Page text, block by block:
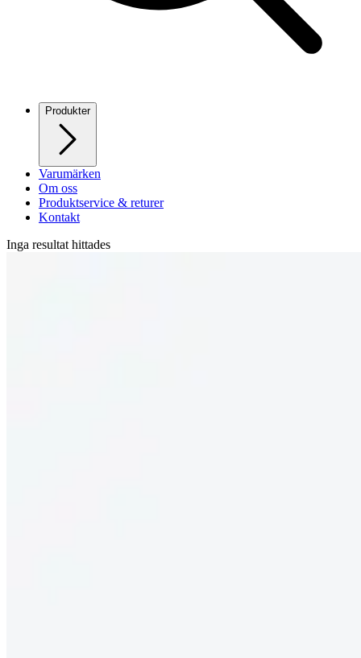
Produkter
Varumärken
Om oss
Produktservice & returer
Kontakt
Inga resultat hittades